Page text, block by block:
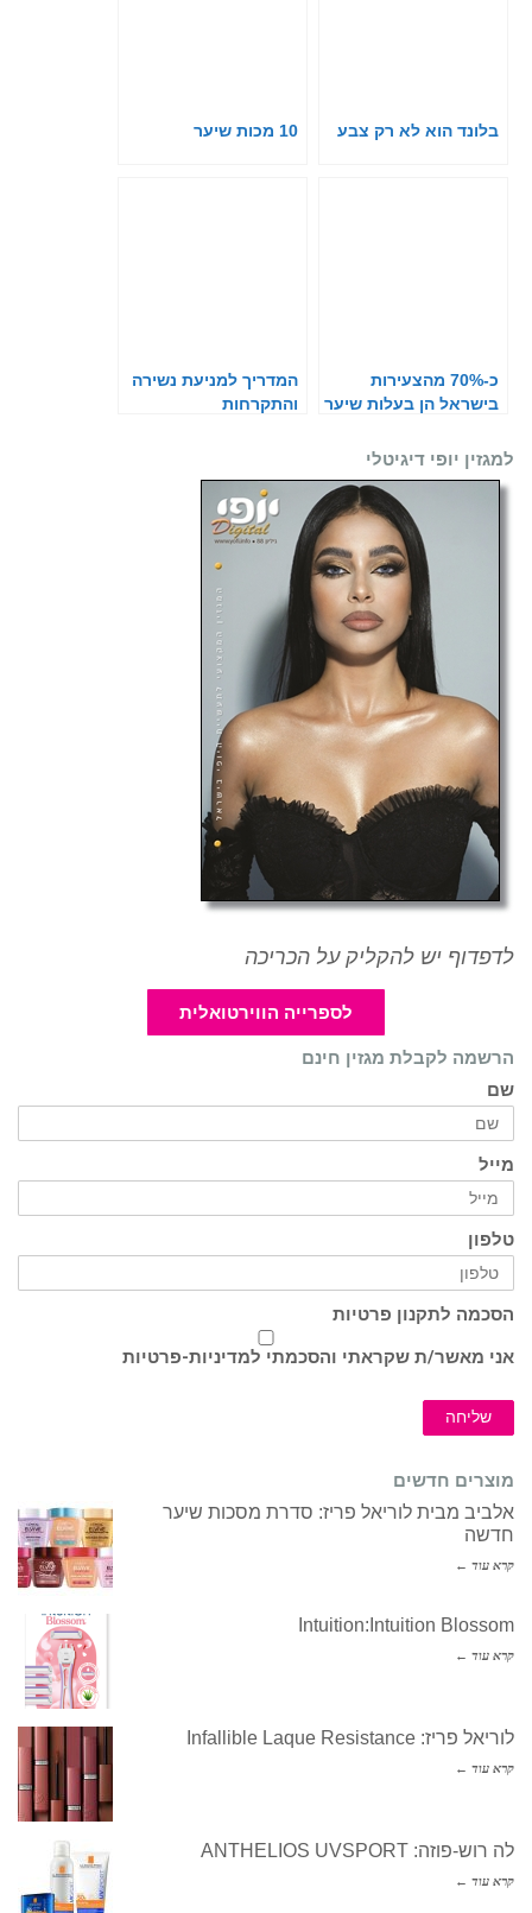
בלונד הוא לא רק צבע 10 מכות שיער
כ-70% מהצעירות
בישראל הן בעלות שיער
המדריך למניעת נשירה
והתקרחות
למגזין יופי דיגיטלי
לדפדוף יש להקליק על הכריכה
לספרייה הווירטואלית
הרשמה לקבלת מגזין חינם
שם
מייל
טלפון
הסכמה לתקנון פרטיות
אני מאשר/ת שקראתי והסכמתי למדיניות-פרטיות
שליחה
מוצרים חדשים
אלביב מבית לוריאל פריז: סדרת מסכות שיער
חדשה
קרא עוד ←
Intuition:Intuition Blossom
קרא עוד ←
לוריאל פריז: Infallible Laque Resistance
קרא עוד ←
לה רוש-פוזה: ANTHELIOS UVSPORT
קרא עוד ←